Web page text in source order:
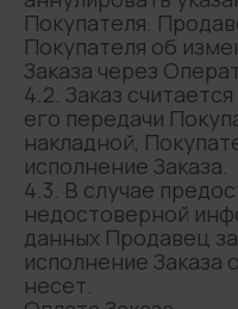
Покупателя.
Покупателя об
Заказа через
4.2. Заказ
его передачи
накладной,
исполнение Заказа.
4.3. В случае
недостоверной
данных Продавец
исполнение Заказа
несет.